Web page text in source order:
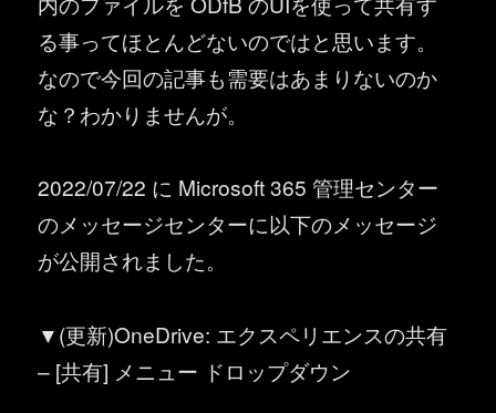
る事ってほとんどないのではと思います。
なので今回の記事も需要はあまりないのか
な？わかりませんが。
2022/07/22 に Microsoft 365 管理センター
のメッセージセンターに以下のメッセージ
が公開されました。
▼(更新)OneDrive: エクスペリエンスの共有
– [共有] メニュー ドロップダウン